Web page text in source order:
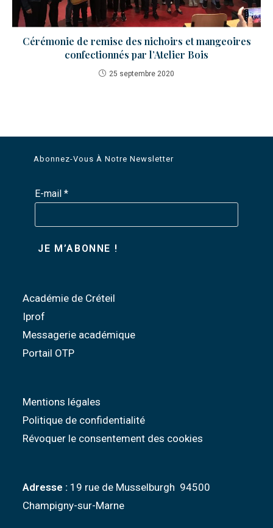
Cérémonie de remise des nichoirs et mangeoires
confectionnés par l’Atelier Bois
25 septembre 2020
Abonnez-Vous À Notre Newsletter
E-mail*
Académie de Créteil
Iprof
Messagerie académique
Portail OTP
Mentions légales
Politique de confidentialité
Révoquer le consentement des cookies
Adresse : 19 rue de Musselburgh 94500
Champigny-sur-Marne